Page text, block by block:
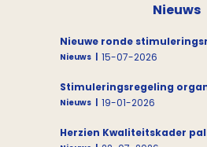
Nieuws
Nieuws 15-07-2026
Nieuws 19-01-2026